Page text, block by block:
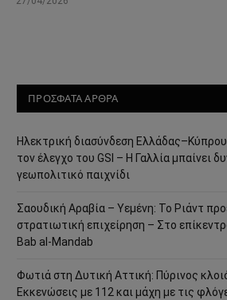
ΠΡΟΣΦΑΤΑ ΑΡΘΡΑ
Ηλεκτρική διασύνδεση
τον έλεγχο του GSI – Η Γαλλία μπαίνει
γεωπολιτικό παιχνίδι
Σαουδική Αραβία – Υεμένη: Το Ριάντ
στρατιωτική επιχείρηση – Στο
Bab al-Mandab
Φωτιά στη Δυτική Αττική: Πύρινος
Εκκενώσεις με 112 και μάχη με τις